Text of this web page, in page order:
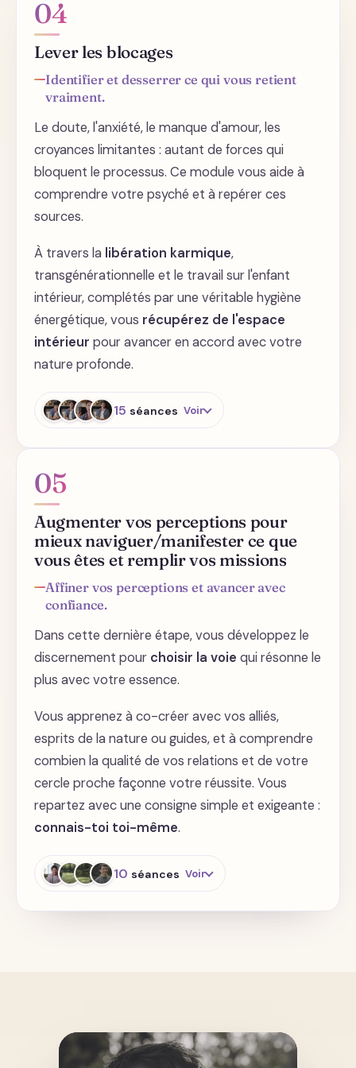
Pratique 2
L'importance de votre vibration
quotidienne : De quoi vous
nourrissez-vous ? L'importance
des routines
Les limites
Nettoyage énergétique - les 4
éléments
Se ressourcer
Se ressourcer - les lieux à haute
Se ressourcer - votre bulle, un
espace privilégié chez vous
Se ressourcer - la relation aux
autres
Se ressourcer - prendre soin de
Invitez des hautes fréquences
autour de vous - Sandalphon
Invitez des hautes fréquences
autour de vous - guide spirituel
Invitez des hautes fréquences
autour de vous - Hildegarde
04
Lever les blocages
Identifier et desserrer ce qui vous retient
vraiment.
Le doute, l'anxiété, le manque d'amour, les
croyances limitantes : autant de forces qui
bloquent le processus. Ce module vous aide à
comprendre votre psyché et à repérer ces
sources.
À travers la libération karmique,
transgénérationnelle et le travail sur l'enfant
intérieur, complétés par une véritable hygiène
énergétique, vous récupérez de l'espace
intérieur pour avancer en accord avec votre
nature profonde.
15 séances Voir
Les différents blocages et les
méthodes de libération
Les différents blocages - les
croyances limitantes
blocages énergétiques
Introduction aux pratiques de
Pratique de libération karmique
Pratique de libération
transgénérationnelle
Pratique de libération de l'enfant
Hygiène énergétique - protocole
05
Augmenter vos perceptions pour
mieux naviguer/manifester ce que
vous êtes et remplir vos missions
Affiner vos perceptions et avancer avec
confiance.
Dans cette dernière étape, vous développez le
discernement pour choisir la voie qui résonne le
plus avec votre essence.
Vous apprenez à co-créer avec vos alliés,
esprits de la nature ou guides, et à comprendre
combien la qualité de vos relations et de votre
cercle proche façonne votre réussite. Vous
repartez avec une consigne simple et exigeante :
connais-toi toi-même.
10 séances Voir
Co-créer avec des alliés - Deva